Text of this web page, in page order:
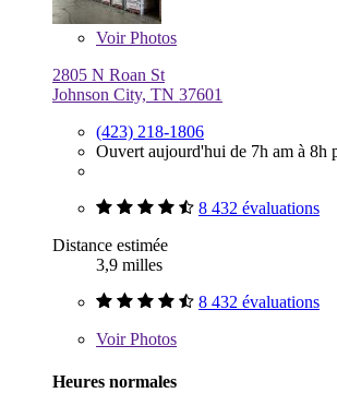
VoirPhotos
2805 N Roan St
Johnson City, TN 37601
(423) 218-1806
Ouvert aujourd'hui de 7h am à 8h
8 432 évaluations
Distance estimée
3,9 milles
8 432 évaluations
VoirPhotos
Heures normales